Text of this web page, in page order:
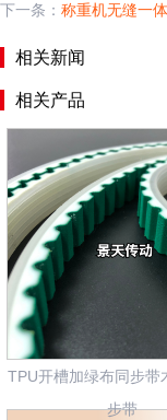
下一条： 称重机无缝一
相关新闻
相关产品
TPU开槽加绿布同步带
步带